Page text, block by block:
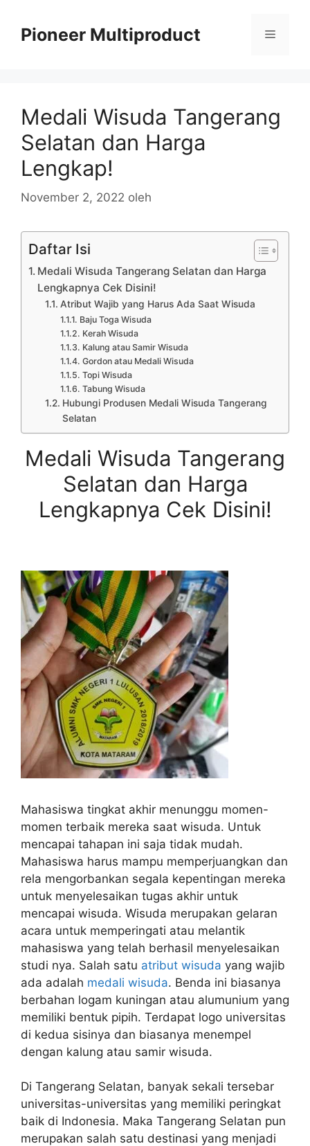
Pioneer Multiproduct Menu
Medali Wisuda Tangerang
Selatan dan Harga
Lengkap!
November 2, 2022 oleh
Daftar Isi
Medali Wisuda Tangerang Selatan dan Harga
Lengkapnya Cek Disini!
Atribut Wajib yang Harus Ada Saat Wisuda
Baju Toga Wisuda
Kerah Wisuda
Kalung atau Samir Wisuda
Gordon atau Medali Wisuda
Topi Wisuda
Tabung Wisuda
Hubungi Produsen Medali Wisuda Tangerang
Selatan
Medali Wisuda Tangerang
Selatan dan Harga
Lengkapnya Cek Disini!
Mahasiswa tingkat akhir menunggu momen-
momen terbaik mereka saat wisuda. Untuk
mencapai tahapan ini saja tidak mudah.
Mahasiswa harus mampu memperjuangkan dan
rela mengorbankan segala kepentingan mereka
untuk menyelesaikan tugas akhir untuk
mencapai wisuda. Wisuda merupakan gelaran
acara untuk memperingati atau melantik
mahasiswa yang telah berhasil menyelesaikan
studi nya. Salah satu atribut wisuda yang wajib
ada adalah medali wisuda. Benda ini biasanya
berbahan logam kuningan atau alumunium yang
memiliki bentuk pipih. Terdapat logo universitas
di kedua sisinya dan biasanya menempel
dengan kalung atau samir wisuda.
Di Tangerang Selatan, banyak sekali tersebar
universitas-universitas yang memiliki peringkat
baik di Indonesia. Maka Tangerang Selatan pun
merupakan salah satu destinasi yang menjadi